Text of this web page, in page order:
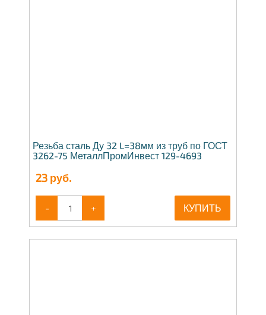
Резьба сталь Ду 32 L=38мм из труб по ГОСТ
3262-75 МеталлПромИнвест 129-4693
23 руб.
- + КУПИТЬ